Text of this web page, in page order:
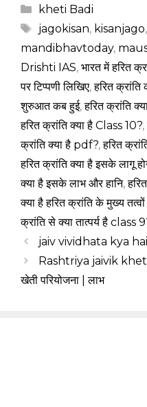
Categories
kheti Badi
Tags
jagokisan, kisanjago,
mandibhavtoday,
Drishti IAS, भारत में हरित
पर टिप्पणी लिखिए,हरित क्रांति
शुरुआत कब हुई,हरित क्रांति
हरित क्रांति क्या है Class 10?,
क्रांति क्या है pdf?,हरित
हरित क्रांति क्या है इसके लागू
क्या है इसके लाभ और हानि,
क्या है हरित क्रांति के मुख्य
क्रांति से क्या तात्पर्य है class
jaiv vividhata kya hai|
Rashtriya jaivik kheti
खेती परियोजना | लाभ